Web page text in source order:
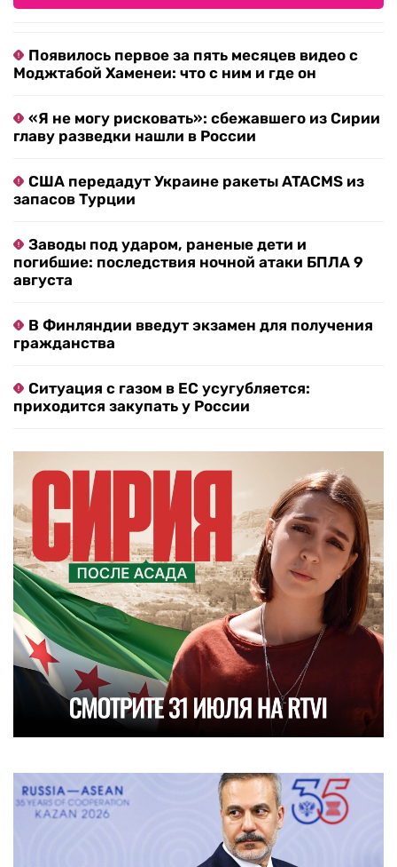
Появилось первое за пять месяцев видео с
Моджтабой Хаменеи: что с ним и где он
«Я не могу рисковать»: сбежавшего из Сирии
главу разведки нашли в России
США передадут Украине ракеты ATACMS из
запасов Турции
Заводы под ударом, раненые дети и
погибшие: последствия ночной атаки БПЛА 9
августа
В Финляндии введут экзамен для получения
гражданства
Ситуация с газом в ЕС усугубляется:
приходится закупать у России